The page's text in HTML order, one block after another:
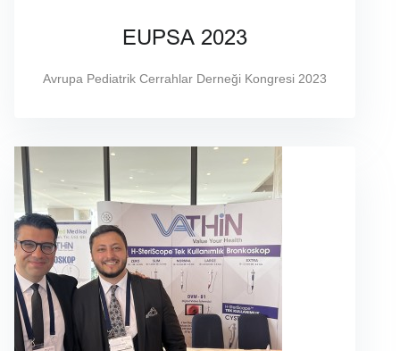
EUPSA 2023
Avrupa Pediatrik Cerrahlar Derneği Kongresi 2023